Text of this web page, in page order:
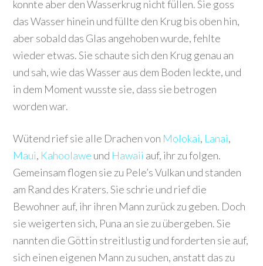
konnte aber den Wasserkrug nicht füllen. Sie goss
das Wasser hinein und füllte den Krug bis oben hin,
aber sobald das Glas angehoben wurde, fehlte
wieder etwas. Sie schaute sich den Krug genau an
und sah, wie das Wasser aus dem Boden leckte, und
in dem Moment wusste sie, dass sie betrogen
worden war.
Wütend rief sie alle Drachen von Molokai, Lanai,
Maui, Kahoolawe und Hawaii auf, ihr zu folgen.
Gemeinsam flogen sie zu Pele’s Vulkan und standen
am Rand des Kraters. Sie schrie und rief die
Bewohner auf, ihr ihren Mann zurück zu geben. Doch
sie weigerten sich, Puna an sie zu übergeben. Sie
nannten die Göttin streitlustig und forderten sie auf,
sich einen eigenen Mann zu suchen, anstatt das zu